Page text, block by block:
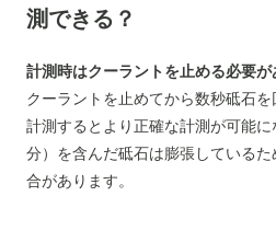
測できる？
計測時はクーラントを止める必要が
クーラントを止めてから数秒砥石
計測するとより正確な計測が可能
分）を含んだ砥石は膨張している
合があります。